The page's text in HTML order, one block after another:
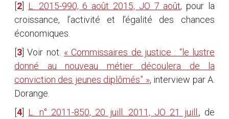
2 L. 2015-990, 6 août 2015, JO 7 août, pour la
croissance, l’activité et l’égalité des chances
économiques.
3 ]Voir not. « Commissaires de justice : “le lustre
donné au nouveau métier découlera de la
conviction des jeunes diplômés” », interview par A.
Dorange.
4 L. n° 2011-850, 20 juill. 2011, JO 21 juill. , de